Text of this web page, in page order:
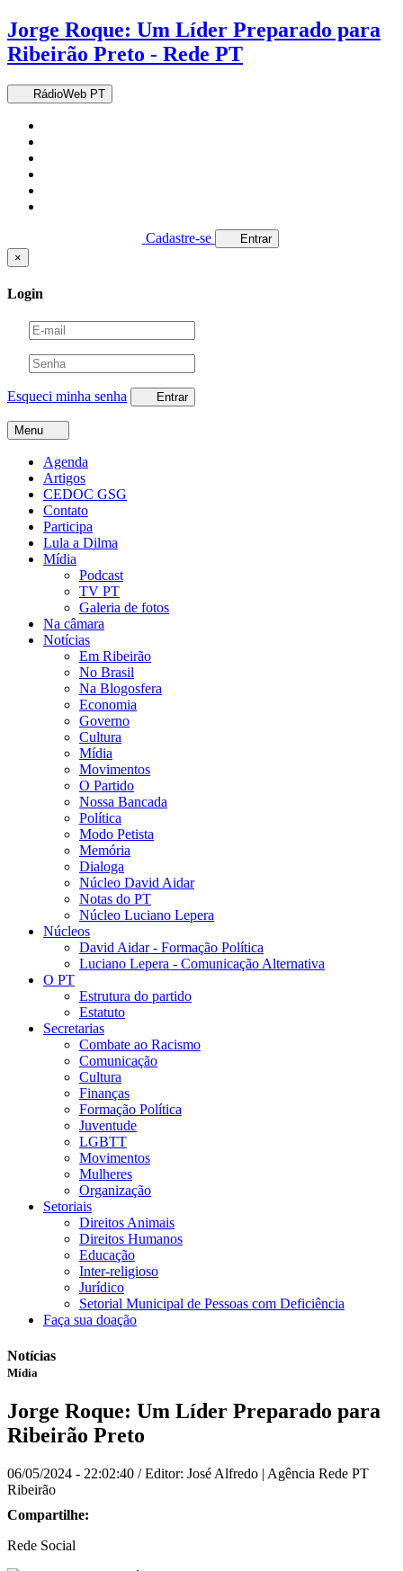
Jorge Roque: Um Líder Preparado para
Ribeirão Preto - Rede PT
RádioWeb PT
Cadastre-se
Entrar
×
Login
Esqueci minha senha Entrar
Menu
Agenda
Artigos
CEDOC GSG
Contato
Participa
Lula a Dilma
Mídia
Podcast
TV PT
Galeria de fotos
Na câmara
Notícias
Em Ribeirão
No Brasil
Na Blogosfera
Economia
Governo
Cultura
Mídia
Movimentos
O Partido
Nossa Bancada
Política
Modo Petista
Memória
Dialoga
Núcleo David Aidar
Notas do PT
Núcleo Luciano Lepera
Núcleos
David Aidar - Formação Política
Luciano Lepera - Comunicação Alternativa
O PT
Estrutura do partido
Estatuto
Secretarias
Combate ao Racismo
Comunicação
Cultura
Finanças
Formação Política
Juventude
LGBTT
Movimentos
Mulheres
Organização
Setoriais
Direitos Animais
Direitos Humanos
Educação
Inter-religioso
Jurídico
Setorial Municipal de Pessoas com Deficiência
Faça sua doação
Notícias
Mídia
Jorge Roque: Um Líder Preparado para
Ribeirão Preto
06/05/2024 - 22:02:40 / Editor: José Alfredo | Agência Rede PT
Ribeirão
Compartilhe:
Rede Social